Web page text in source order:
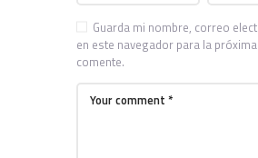
Guarda mi nombre, correo
en este navegador para la
comente.